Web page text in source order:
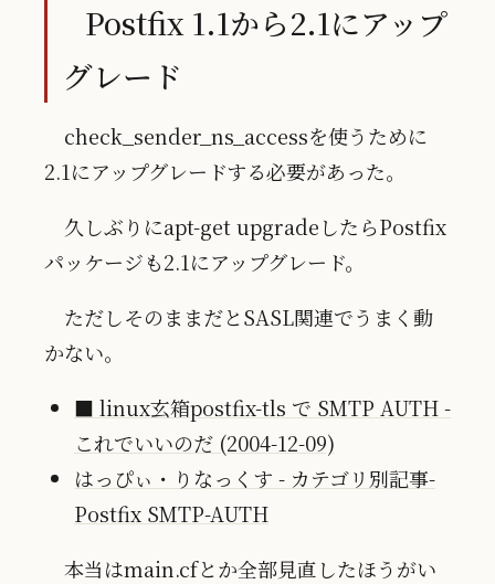
Postfix 1.1から2.1にアップ
グレード
check_sender_ns_accessを使うために
2.1にアップグレードする必要があった。
久しぶりにapt-get upgradeしたらPostfix
パッケージも2.1にアップグレード。
ただしそのままだとSASL関連でうまく動
かない。
■ linux玄箱postfix-tls で SMTP AUTH -
これでいいのだ (2004-12-09)
はっぴぃ・りなっくす - カテゴリ別記事-
Postfix SMTP-AUTH
本当はmain.cfとか全部見直したほうがい